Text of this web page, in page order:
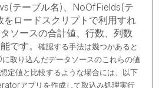
テーブル名)、NoOfFields(テ
をロードスクリプトで利用すれ
ソースの合計値、行数、列数
です。
確認する手法は幾つかあると
取り込んだデータソースのこれらの値
定値と比較するような場合には、以下
アプリを作成して取込み処理実行